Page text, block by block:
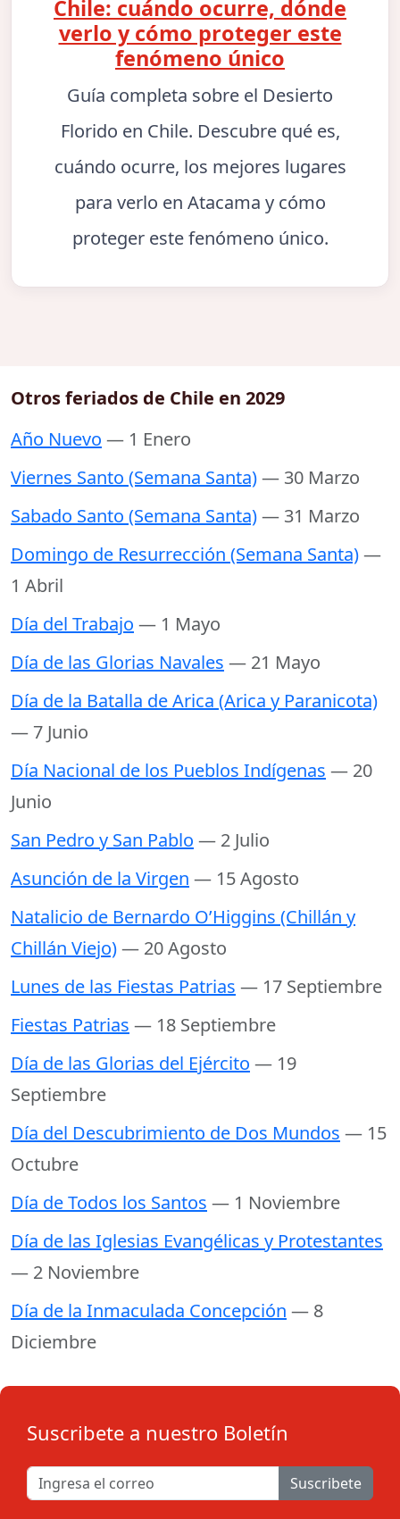
Chile: cuándo ocurre, dónde
verlo y cómo proteger este
fenómeno único
Guía completa sobre el Desierto
Florido en Chile. Descubre qué es,
cuándo ocurre, los mejores lugares
para verlo en Atacama y cómo
proteger este fenómeno único.
Otros feriados de Chile en 2029
Año Nuevo — 1 Enero
Viernes Santo (Semana Santa)— 30 Marzo
Sabado Santo (Semana Santa)— 31 Marzo
Domingo de Resurrección (Semana Santa)—
1 Abril
Día del Trabajo — 1 Mayo
Día de las Glorias Navales — 21 Mayo
Día de la Batalla de Arica (Arica y Paranicota)
— 7 Junio
Día Nacional de los Pueblos Indígenas — 20
Junio
San Pedro y San Pablo — 2 Julio
Asunción de la Virgen — 15 Agosto
Natalicio de Bernardo O’Higgins (Chillán y
Chillán Viejo)— 20 Agosto
Lunes de las Fiestas Patrias — 17 Septiembre
Fiestas Patrias — 18 Septiembre
Día de las Glorias del Ejército — 19
Septiembre
Día del Descubrimiento de Dos Mundos — 15
Octubre
Día de Todos los Santos — 1 Noviembre
Día de las Iglesias Evangélicas y Protestantes
— 2 Noviembre
Día de la Inmaculada Concepción — 8
Diciembre
Suscribete a nuestro Boletín
Suscribete